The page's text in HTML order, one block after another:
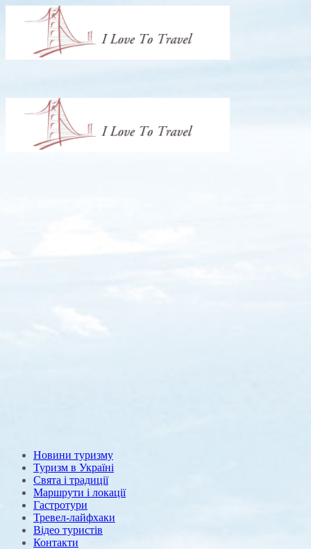
Новини туризму
Туризм в Україні
Свята і традиції
Маршрути і локації
Гастротури
Тревел-лайфхаки
Відео туристів
Контакти